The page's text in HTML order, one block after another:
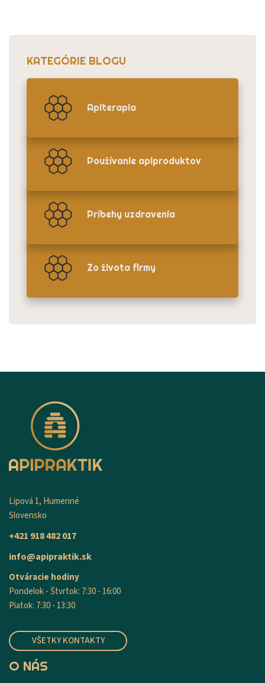
KATEGÓRIE BLOGU
Apiterapia
Používanie apiproduktov
Príbehy uzdravenia
Zo života firmy
Lipová 1, Humenné
Slovensko
+421 918 482 017
info@apipraktik.sk
Otváracie hodiny
Pondelok - Štvrtok: 7:30 - 16:00
Piatok: 7:30 - 13:30
VŠETKY KONTAKTY
O NÁS